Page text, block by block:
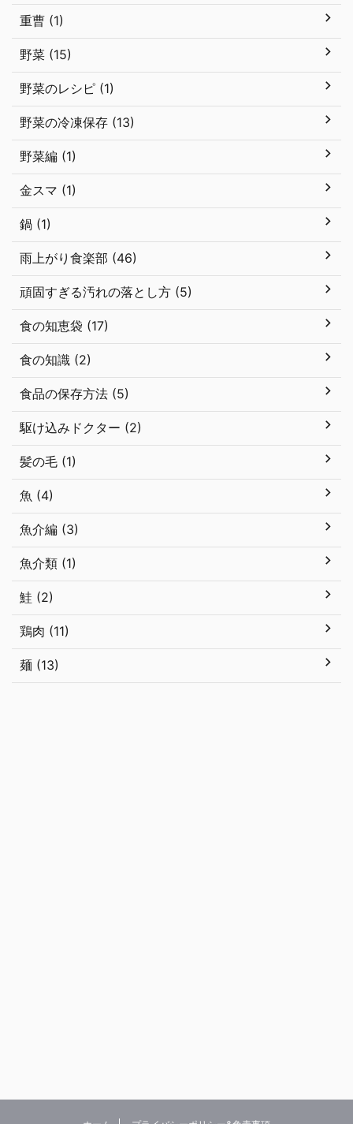
重曹 (1)
野菜 (15)
野菜のレシピ (1)
野菜の冷凍保存 (13)
野菜編 (1)
金スマ (1)
鍋 (1)
雨上がり食楽部 (46)
頑固すぎる汚れの落とし方 (5)
食の知恵袋 (17)
食の知識 (2)
食品の保存方法 (5)
駆け込みドクター (2)
髪の毛 (1)
魚 (4)
魚介編 (3)
魚介類 (1)
鮭 (2)
鶏肉 (11)
麺 (13)